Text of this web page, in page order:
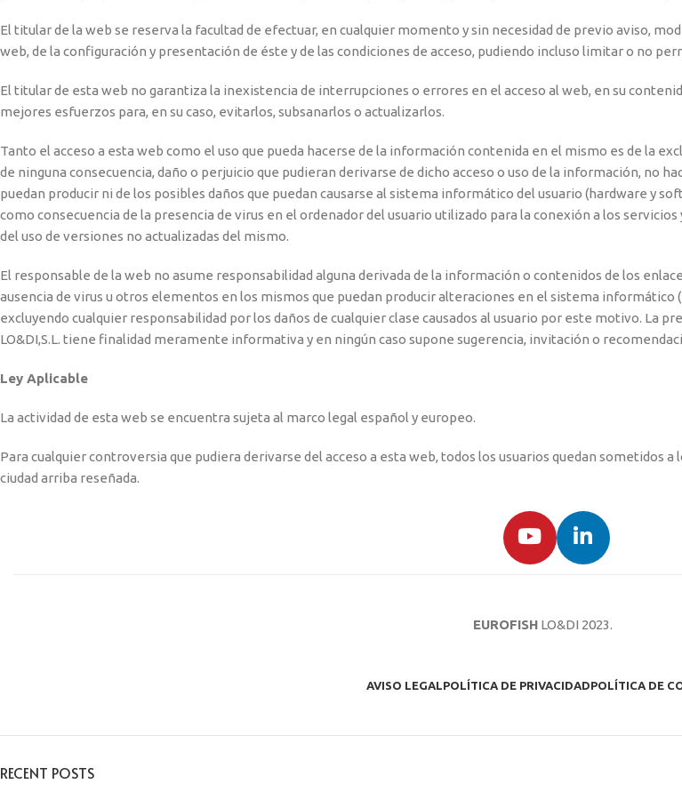
El titular de la web se reserva la facultad de efectuar, en cualquier momento y sin necesidad de previo aviso,
web, de la configuración y presentación de éste y de las condiciones de acceso, pudiendo incluso limitar o no
El titular de esta web no garantiza la inexistencia de interrupciones o errores en el acceso al web, en su
mejores esfuerzos para, en su caso, evitarlos, subsanarlos o actualizarlos.
Tanto el acceso a esta web como el uso que pueda hacerse de la información contenida en el mismo es de la
de ninguna consecuencia, daño o perjuicio que pudieran derivarse de dicho acceso o uso de la información, no
puedan producir ni de los posibles daños que puedan causarse al sistema informático del usuario (hardware y
como consecuencia de la presencia de virus en el ordenador del usuario utilizado para la conexión a los
del uso de versiones no actualizadas del mismo.
El responsable de la web no asume responsabilidad alguna derivada de la información o contenidos de los
ausencia de virus u otros elementos en los mismos que puedan producir alteraciones en el sistema
excluyendo cualquier responsabilidad por los daños de cualquier clase causados al usuario por este motivo. La
LO&DI,S.L. tiene finalidad meramente informativa y en ningún caso supone sugerencia, invitación o
Ley Aplicable
La actividad de esta web se encuentra sujeta al marco legal español y europeo.
Para cualquier controversia que pudiera derivarse del acceso a esta web, todos los usuarios quedan sometidos
ciudad arriba reseñada.
EUROFISH LO&DI 2023.
AVISO LEGALPOLÍTICA DE PRIVACIDADPOLÍTICA DE
RECENT POSTS